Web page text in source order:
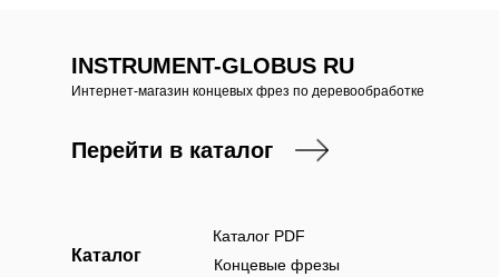
Каталог Концевые фрезы
Каталог PDF
INSTRUMENT-GLOBUS RU
Интернет-магазин концевых фрез по деревообработке
Перейти в каталог